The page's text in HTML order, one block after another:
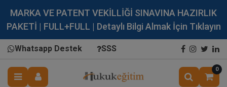
MARKA VE PATENT VEKİLLİĞİ SINAVINA HAZIRLIK
PAKETİ | FULL+FULL | Detaylı Bilgi Almak İçin Tıklayın
Whatsapp Destek SSS
0